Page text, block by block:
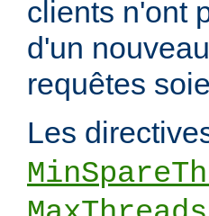
clients n'ont
d'un
requêtes
Les